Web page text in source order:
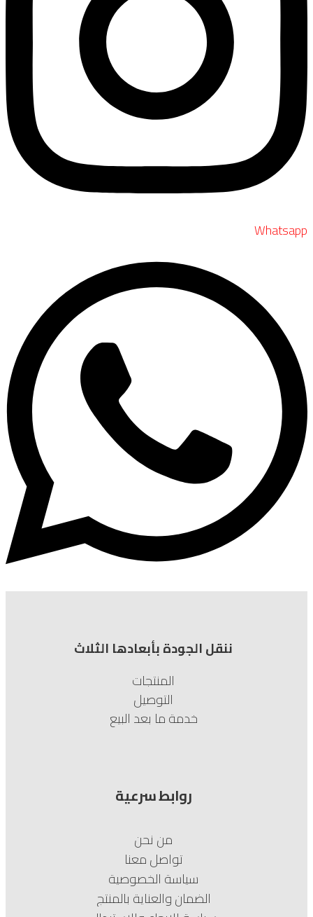
Whatsapp
ننقل الجودة بأبعادها الثلاث
المنتجات
التوصيل
خدمة ما بعد البيع
روابط سرعية
من نحن
تواصل معنا
سياسة الخصوصية
الضمان والعناية بالمنتج